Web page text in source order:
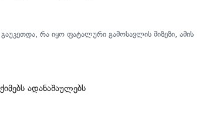
რა იყო ფატალური გამოსავლის მიზეზი, ამის
ადანაშაულებს